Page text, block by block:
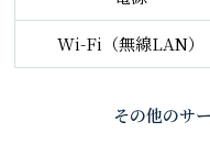
Wi-Fi（無線LAN）
その他のサ